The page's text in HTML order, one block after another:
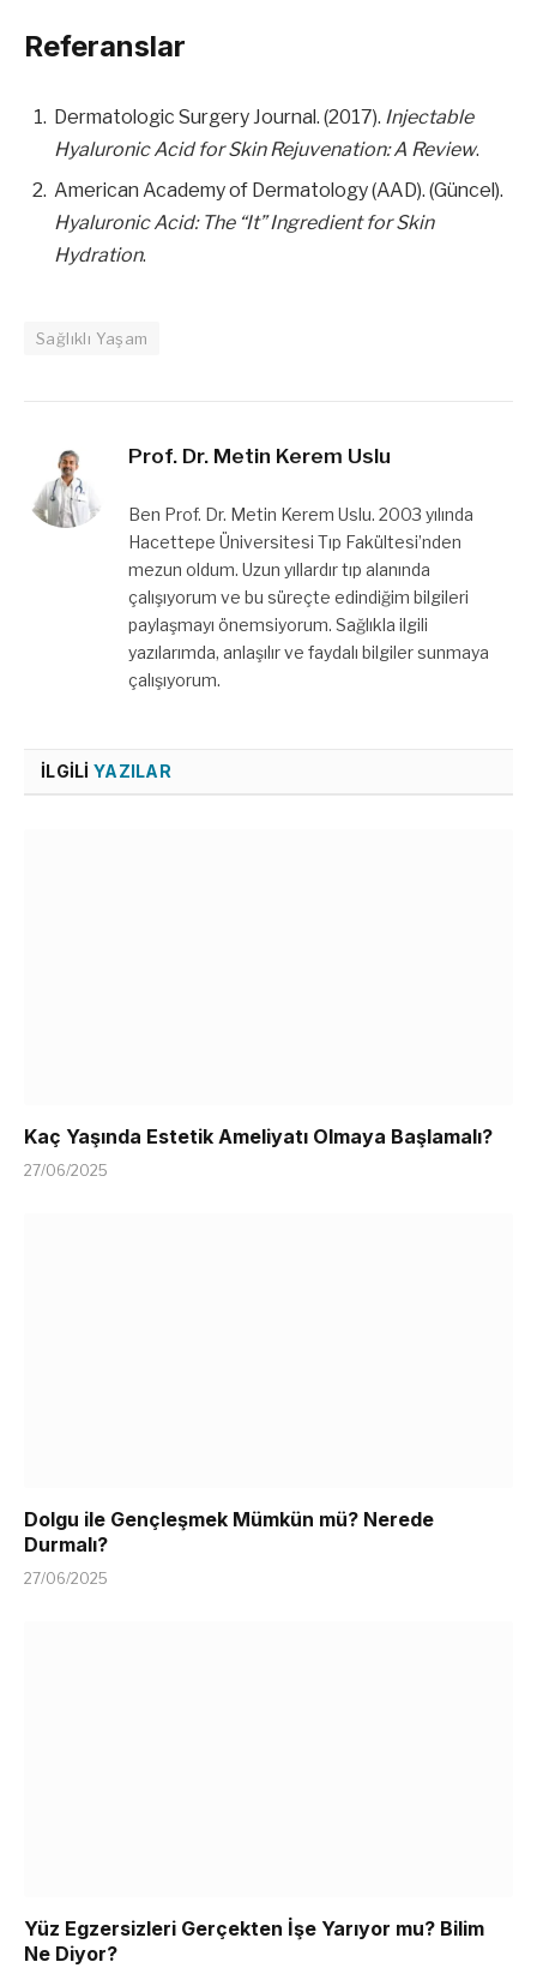
Referanslar
Dermatologic Surgery Journal. (2017). Injectable
Hyaluronic Acid for Skin Rejuvenation: A Review.
American Academy of Dermatology (AAD). (Güncel).
Hyaluronic Acid: The “It” Ingredient for Skin
Hydration.
Sağlıklı Yaşam
Prof. Dr. Metin Kerem Uslu
Ben Prof. Dr. Metin Kerem Uslu. 2003 yılında
Hacettepe Üniversitesi Tıp Fakültesi’nden
mezun oldum. Uzun yıllardır tıp alanında
çalışıyorum ve bu süreçte edindiğim bilgileri
paylaşmayı önemsiyorum. Sağlıkla ilgili
yazılarımda, anlaşılır ve faydalı bilgiler sunmaya
çalışıyorum.
İLGILI YAZILAR
Kaç Yaşında Estetik Ameliyatı Olmaya Başlamalı?
27/06/2025
Dolgu ile Gençleşmek Mümkün mü? Nerede
Durmalı?
27/06/2025
Yüz Egzersizleri Gerçekten İşe Yarıyor mu? Bilim
Ne Diyor?